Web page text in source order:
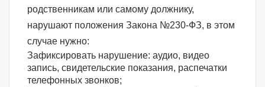
родственникам или самому должнику,
нарушают положения Закона №230-ФЗ, в этом
случае нужно:
Зафиксировать нарушение: аудио, видео
запись, свидетельские показания, распечатки
телефонных звонков;